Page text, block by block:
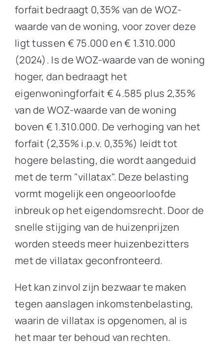
forfait bedraagt 0,35% van de WOZ-
waarde van de woning, voor zover deze
ligt tussen € 75.000 en € 1.310.000
(2024). Is de WOZ-waarde van de woning
hoger, dan bedraagt het
eigenwoningforfait € 4.585 plus 2,35%
van de WOZ-waarde van de woning
boven € 1.310.000. De verhoging van het
forfait (2,35% i.p.v. 0,35%) leidt tot
hogere belasting, die wordt aangeduid
met de term "villatax". Deze belasting
vormt mogelijk een ongeoorloofde
inbreuk op het eigendomsrecht. Door de
snelle stijging van de huizenprijzen
worden steeds meer huizenbezitters
met de villatax geconfronteerd.
Het kan zinvol zijn bezwaar te maken
tegen aanslagen inkomstenbelasting,
waarin de villatax is opgenomen, al is
het maar ter behoud van rechten.